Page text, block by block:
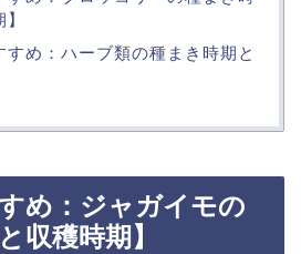
すめ：ハーブ類の種まき時期と
め：ジャガイモの
収穫時期】